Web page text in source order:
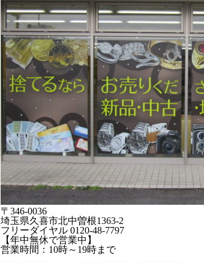
〒346-0036
埼玉県久喜市北中曽根1363-2
フリーダイヤル 0120-48-7797
【年中無休で営業中】
営業時間：10時～19時まで